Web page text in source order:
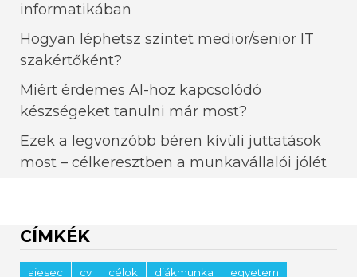
informatikában
Hogyan léphetsz szintet medior/senior IT
szakértőként?
Miért érdemes AI-hoz kapcsolódó
készségeket tanulni már most?
Ezek a legvonzóbb béren kívüli juttatások
most – célkeresztben a munkavállalói jólét
CÍMKÉK
aiesec cv célok diákmunka
egyetem